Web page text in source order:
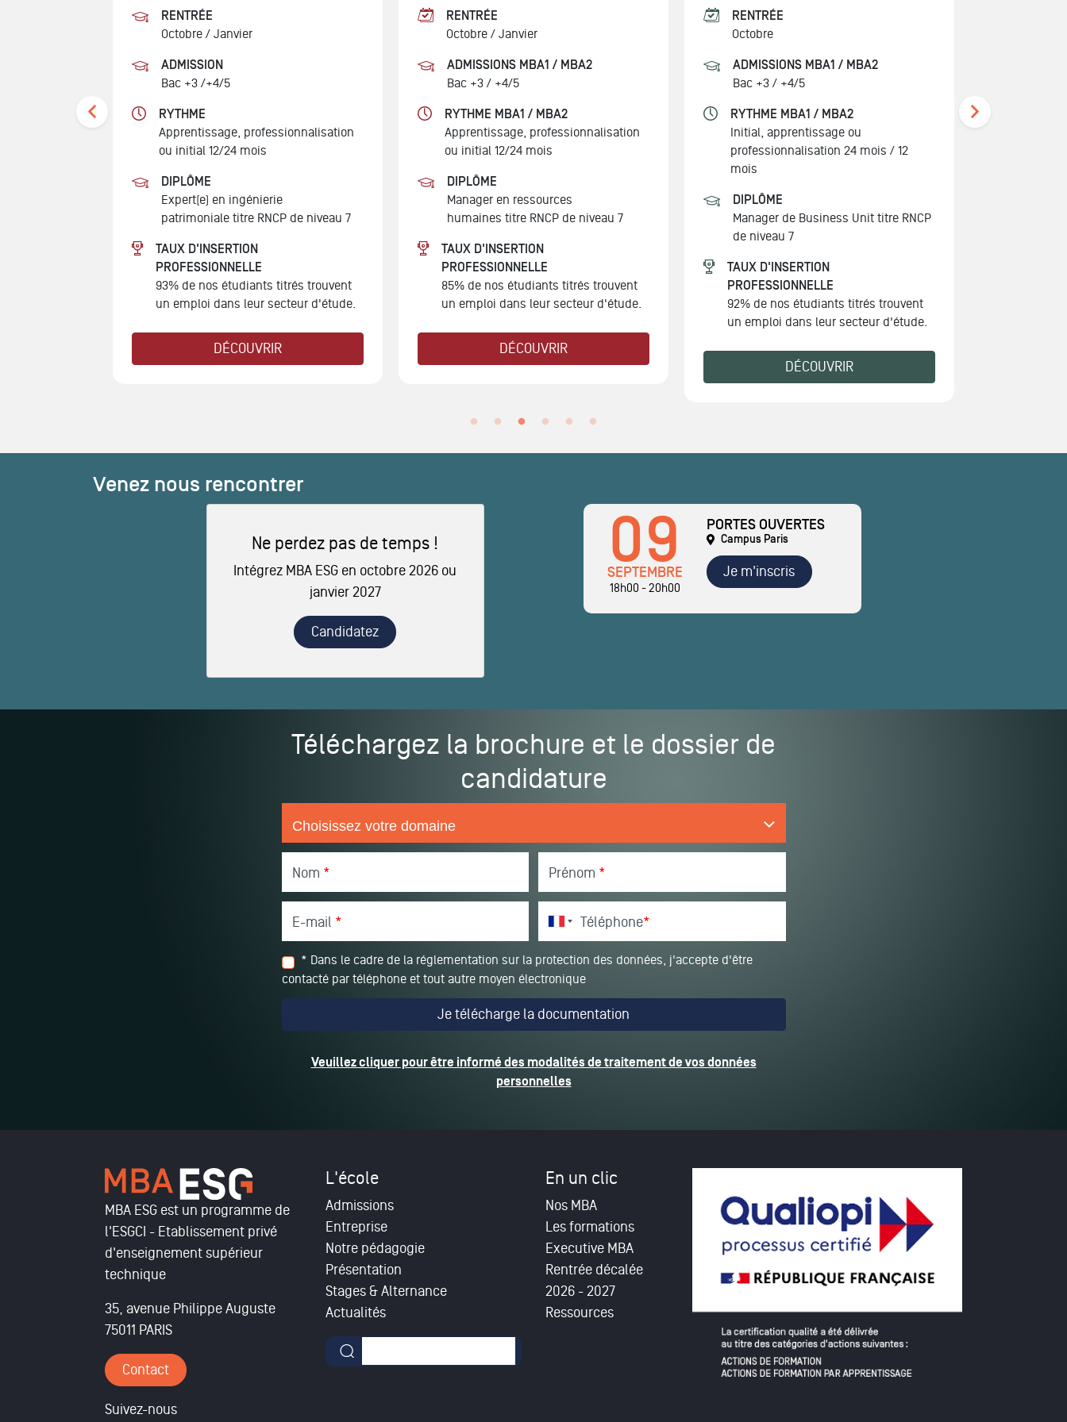
RENTRÉE
Octobre / Janvier
ADMISSION
Bac +3 /+4/5
RYTHME
Apprentissage, professionnalisation
ou initial 12/24 mois
DIPLÔME
Expert(e) en ingénierie
patrimoniale titre RNCP de niveau 7
TAUX D'INSERTION
PROFESSIONNELLE
93% de nos étudiants titrés trouvent
un emploi dans leur secteur d'étude.
DÉCOUVRIR
RENTRÉE
Octobre / Janvier
ADMISSIONS MBA1 / MBA2
Bac +3 / +4/5
RYTHME MBA1 / MBA2
Apprentissage, professionnalisation
ou initial 12/24 mois
DIPLÔME
Manager en ressources
humaines titre RNCP de niveau 7
TAUX D'INSERTION
PROFESSIONNELLE
85% de nos étudiants titrés trouvent
un emploi dans leur secteur d'étude.
DÉCOUVRIR
RENTRÉE
Octobre
ADMISSIONS MBA1 / MBA2
Bac +3 / +4/5
RYTHME MBA1 / MBA2
Initial, apprentissage ou
professionnalisation 24 mois / 12
mois
DIPLÔME
Manager de Business Unit titre RNCP
de niveau 7
TAUX D'INSERTION
PROFESSIONNELLE
92% de nos étudiants titrés trouvent
un emploi dans leur secteur d'étude.
DÉCOUVRIR
Venez nous rencontrer
Ne perdez pas de temps !
Intégrez MBA ESG en octobre 2026 ou
janvier 2027
Candidatez
09
SEPTEMBRE
18h00 - 20h00
PORTES OUVERTES
Campus Paris
Je m'inscris
Téléchargez la brochure et le dossier de
candidature
Nom * Prénom *
E-mail * Téléphone*
* Dans le cadre de la réglementation sur la protection des données, j'accepte d'être
contacté par téléphone et tout autre moyen électronique
Veuillez cliquer pour être informé des modalités de traitement de vos données
personnelles
MBA ESG est un programme de
l'ESGCI - Etablissement privé
d'enseignement supérieur
technique
35, avenue Philippe Auguste
75011 PARIS
Contact
Suivez-nous
L'école
Admissions
Entreprise
Notre pédagogie
Présentation
Stages & Alternance
Actualités
Formulaire de recherche
En un clic
Nos MBA
Les formations
Executive MBA
Rentrée décalée
2026 - 2027
Ressources